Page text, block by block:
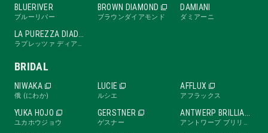
BLUERIVER
ブルーリバー
BROWN DIAMOND
ブラウンダイアモンド
DAMIANI
ダミアーニ
LA PUREZZA DIADE
ラプレッツァ ディアーデ
BRIDAL
NIWAKA
俄 (にわか)
LUCIE
ルシエ
AFFLUX
アフラックス
YUKA HOJO
ユカホウジョウ
GERSTNER
ゲスナー
ANTWERP BRILLIANT
アントワープ ブリリアント